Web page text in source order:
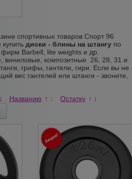
спортивных товаров Спорт 96
купитьдиски - блины на штангу по
Barbell, lite weights и др.
виниловые, композитные 26, 28, 31 и
грифы, гантели, гири. Если вы не
вес гантелей или штанги - звоните,
↓ Названию ↑ ↓ Остатку ↑ ↓